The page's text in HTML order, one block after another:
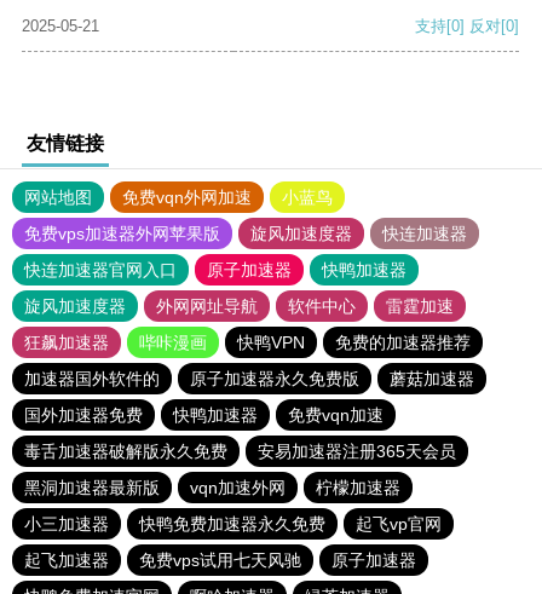
2025-05-21
支持[0] 反对[0]
友情链接
网站地图 免费vqn外网加速
小蓝鸟
免费vps加速器外网苹果版
旋风加速度器
快连加速器
快连加速器官网入口
原子加速器
快鸭加速器
旋风加速度器
外网网址导航 软件中心
雷霆加速
狂飙加速器
哔咔漫画 快鸭VPN
免费的加速器推荐
加速器国外软件的
原子加速器永久免费版
蘑菇加速器
国外加速器免费
快鸭加速器
免费vqn加速
毒舌加速器破解版永久免费
安易加速器注册365天会员
黑洞加速器最新版
vqn加速外网
柠檬加速器
小三加速器
快鸭免费加速器永久免费
起飞vp官网
起飞加速器
免费vps试用七天风驰
原子加速器